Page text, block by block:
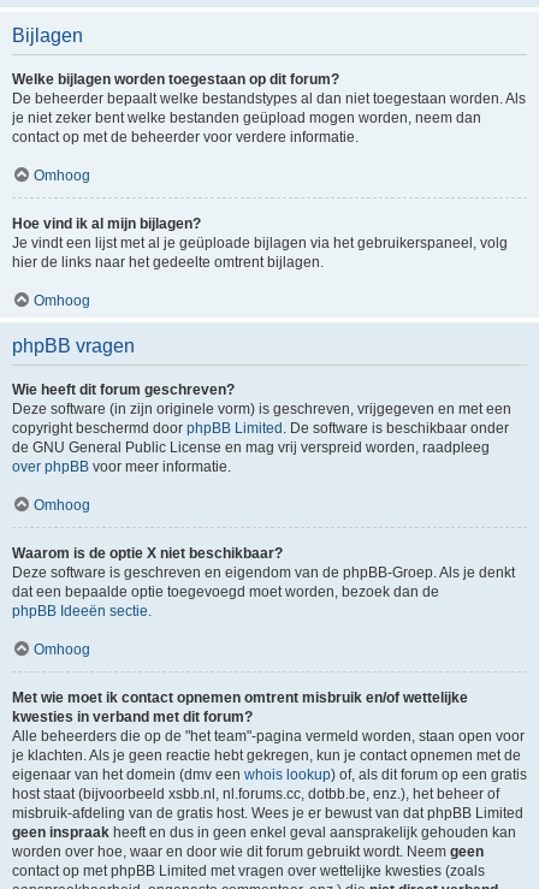
Bijlagen
Welke bijlagen worden toegestaan op dit forum?
De beheerder bepaalt welke bestandstypes al dan niet toegestaan worden. Als
je niet zeker bent welke bestanden geüpload mogen worden, neem dan
contact op met de beheerder voor verdere informatie.
Omhoog
Hoe vind ik al mijn bijlagen?
Je vindt een lijst met al je geüploade bijlagen via het gebruikerspaneel, volg
hier de links naar het gedeelte omtrent bijlagen.
Omhoog
phpBB vragen
Wie heeft dit forum geschreven?
Deze software (in zijn originele vorm) is geschreven, vrijgegeven en met een
copyright beschermd door phpBB Limited . De software is beschikbaar onder
de GNU General Public License en mag vrij verspreid worden, raadpleeg
over phpBB voor meer informatie.
Omhoog
Waarom is de optie X niet beschikbaar?
Deze software is geschreven en eigendom van de phpBB-Groep. Als je denkt
dat een bepaalde optie toegevoegd moet worden, bezoek dan de
phpBB Ideeën sectie.
Omhoog
Met wie moet ik contact opnemen omtrent misbruik en/of wettelijke
kwesties in verband met dit forum?
Alle beheerders die op de "het team"-pagina vermeld worden, staan open voor
je klachten. Als je geen reactie hebt gekregen, kun je contact opnemen met de
eigenaar van het domein (dmv een whois lookup) of, als dit forum op een gratis
host staat (bijvoorbeeld xsbb.nl, nl.forums.cc, dotbb.be, enz.), het beheer of
misbruik-afdeling van de gratis host. Wees je er bewust van dat phpBB Limited
geen inspraak heeft en dus in geen enkel geval aansprakelijk gehouden kan
worden over hoe, waar en door wie dit forum gebruikt wordt. Neem geen
contact op met phpBB Limited met vragen over wettelijke kwesties (zoals